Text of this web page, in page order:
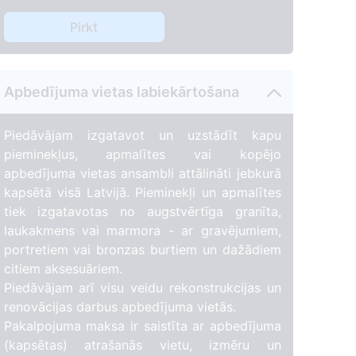
Pirkt
Apbedījuma vietas labiekārtošana
Piedāvājam izgatavot un uzstādīt kapu
pieminekļus, apmalītes vai kopējo
apbedījuma vietas ansambli attālināti jebkurā
kapsētā visā Latvijā. Pieminekļi un apmalītes
tiek izgatavotas no augstvērtīga granīta,
laukakmens vai marmora - ar gravējumiem,
portretiem vai bronzas burtiem un dažādiem
citiem aksesuāriem.
Piedāvājam arī visu veidu rekonstrukcijas un
renovācijas darbus apbedījuma vietās.
Pakalpojuma maksa ir saistīta ar apbedījuma
(kapsētas) atrašanās vietu, izmēru un